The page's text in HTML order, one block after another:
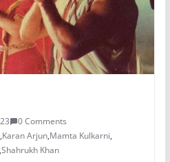
0 Comments
,Karan Arjun,Mamta Kulkarni,
Shahrukh Khan